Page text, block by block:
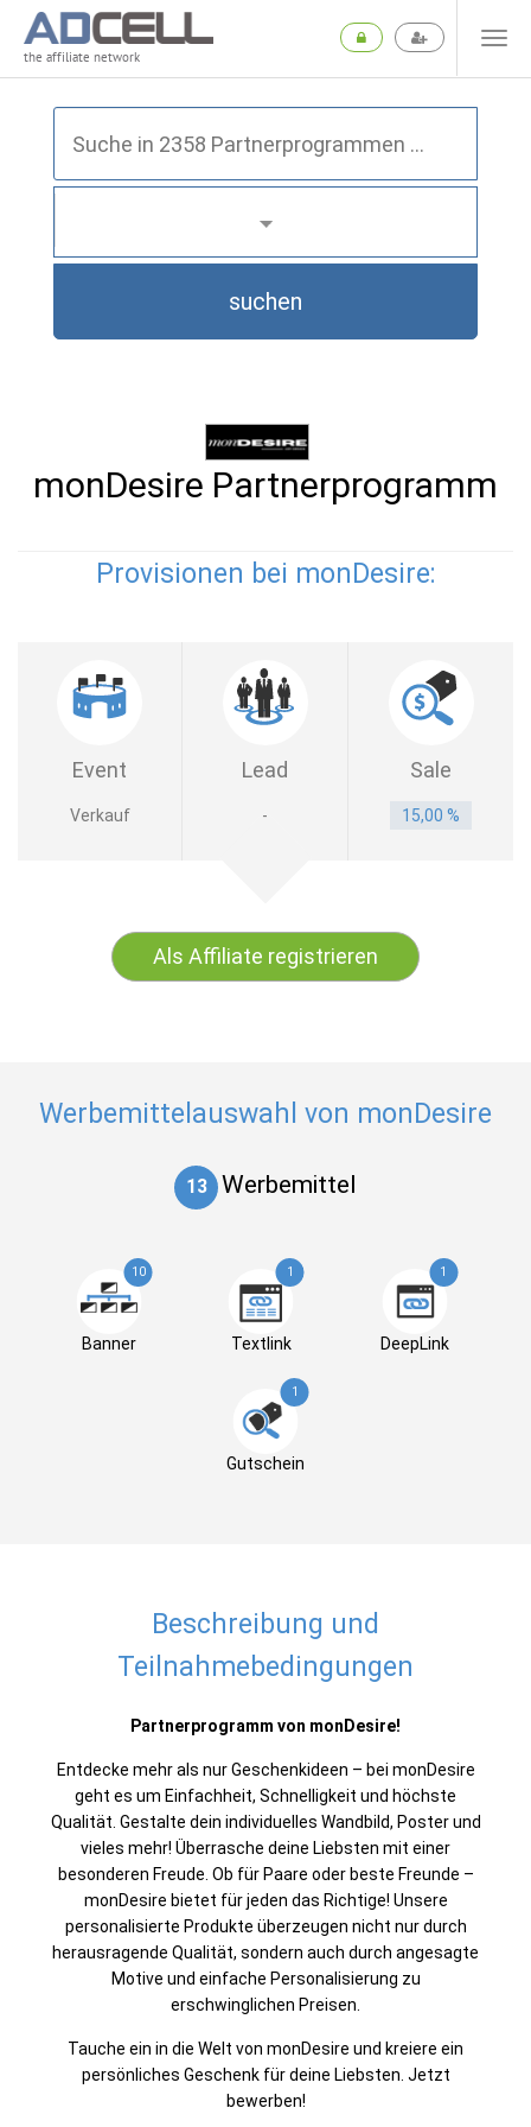
the affiliate network
suchen
monDesire Partnerprogramm
Provisionen bei monDesire:
Event Lead Sale
Verkauf - 15,00 %
Als Affiliate registrieren
Werbemittelauswahl von monDesire
13 Werbemittel
10
Banner
1
Textlink
1
DeepLink
1
Gutschein
Beschreibung und
Teilnahmebedingungen
Partnerprogramm von monDesire!
Entdecke mehr als nur Geschenkideen – bei monDesire
geht es um Einfachheit, Schnelligkeit und höchste
Qualität. Gestalte dein individuelles Wandbild, Poster und
vieles mehr! Überrasche deine Liebsten mit einer
besonderen Freude. Ob für Paare oder beste Freunde –
monDesire bietet für jeden das Richtige! Unsere
personalisierte Produkte überzeugen nicht nur durch
herausragende Qualität, sondern auch durch angesagte
Motive und einfache Personalisierung zu
erschwinglichen Preisen.
Tauche ein in die Welt von monDesire und kreiere ein
persönliches Geschenk für deine Liebsten. Jetzt
bewerben!